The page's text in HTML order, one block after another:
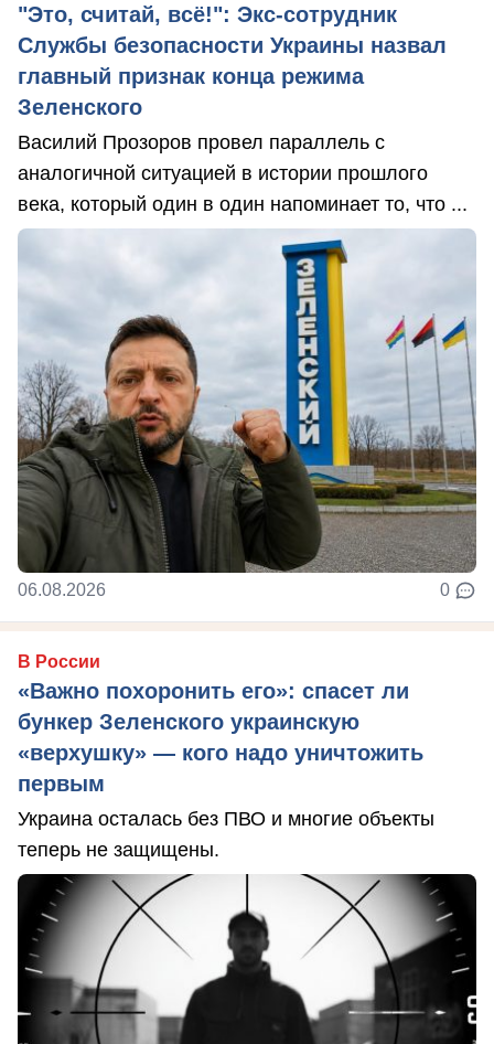
"Это, считай, всё!": Экс-сотрудник
Службы безопасности Украины назвал
главный признак конца режима
Зеленского
Василий Прозоров провел параллель с
аналогичной ситуацией в истории прошлого
века, который один в один напоминает то, что ...
06.08.2026 0
В России
«Важно похоронить его»: спасет ли
бункер Зеленского украинскую
«верхушку» — кого надо уничтожить
первым
Украина осталась без ПВО и многие объекты
теперь не защищены.